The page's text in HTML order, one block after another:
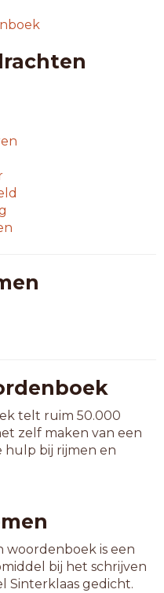
telt ruim 50.000
zelf maken van een
hulp bij rijmen en
woordenboek is een
bij het schrijven
Sinterklaas gedicht.